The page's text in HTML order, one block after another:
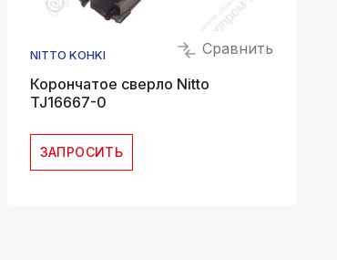
NITTO KOHKI
Сравнить
Корончатое сверло Nitto
TJ16667-0
ЗАПРОСИТЬ